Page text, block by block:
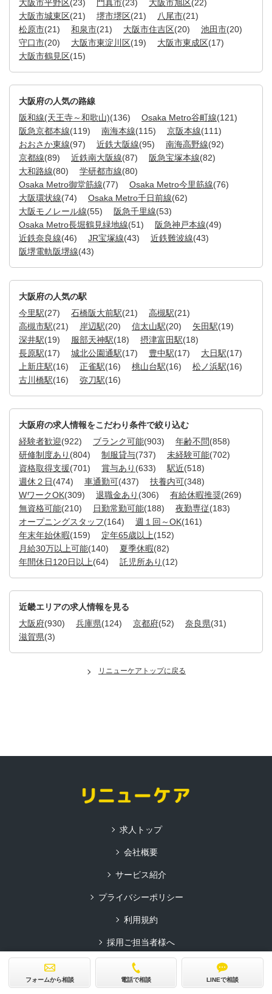
大阪市平野区(23) 門真市(23) 大阪市旭区(22)
大阪市城東区(21) 堺市堺区(21) 八尾市(21)
松原市(21) 和泉市(21) 大阪市住吉区(20) 池田市(20)
守口市(20) 大阪市東淀川区(19) 大阪市東成区(17)
大阪市鶴見区(15)
大阪府の人気の路線
阪和線(天王寺～和歌山)(136) Osaka Metro谷町線(121)
阪急京都本線(119) 南海本線(115) 京阪本線(111)
おおさか東線(97) 近鉄大阪線(95) 南海高野線(92)
京都線(89) 近鉄南大阪線(87) 阪急宝塚本線(82)
大和路線(80) 学研都市線(80)
Osaka Metro御堂筋線(77) Osaka Metro今里筋線(76)
大阪環状線(74) Osaka Metro千日前線(62)
大阪モノレール線(55) 阪急千里線(53)
Osaka Metro長堀鶴見緑地線(51) 阪急神戸本線(49)
近鉄奈良線(46) JR宝塚線(43) 近鉄難波線(43)
阪堺電軌阪堺線(43)
大阪府の人気の駅
今里駅(27) 石橋阪大前駅(21) 高槻駅(21)
高槻市駅(21) 岸辺駅(20) 信太山駅(20) 矢田駅(19)
深井駅(19) 服部天神駅(18) 摂津富田駅(18)
長原駅(17) 城北公園通駅(17) 豊中駅(17) 大日駅(17)
上新庄駅(16) 正雀駅(16) 桃山台駅(16) 松ノ浜駅(16)
古川橋駅(16) 弥刀駅(16)
大阪府の求人情報をこだわり条件で絞り込む
経験者歓迎(922) ブランク可能(903) 年齢不問(858)
研修制度あり (804) 制服貸与(737) 未経験可能(702)
資格取得支援(701) 賞与あり (633) 駅近(518)
週休２日(474) 車通勤可(437) 扶養内可(348)
WワークOK(309) 退職金あり (306) 有給休暇推奨(269)
無資格可能(210) 日勤常勤可能(188) 夜勤専従(183)
オープニングスタッフ(164) 週１回～OK(161)
年末年始休暇(159) 定年65歳以上(152)
月給30万以上可能(140) 夏季休暇(82)
年間休日120日以上(64) 託児所あり (12)
近畿エリアの求人情報を見る
大阪府(930) 兵庫県(124) 京都府(52) 奈良県(31)
滋賀県(3)
リニューケアトップに戻る
フォームから相談 電話で相談 LINEで相談
求人トップ
会社概要
サービス紹介
プライバシーポリシー
利用規約
採用ご担当者様へ
コーポレートサイト